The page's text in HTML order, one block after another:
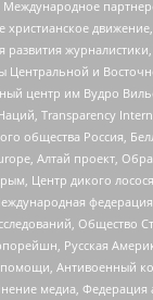
и
им Вудро
Transparеncy
общества
Алтай проект,
Центр дикого
Русская
Антивоенный
медиа,